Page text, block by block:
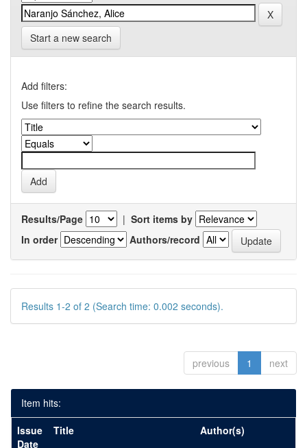
Start a new search
Add filters:
Use filters to refine the search results.
Results/Page | Sort items by
In order
Authors/record
Results 1-2 of 2 (Search time: 0.002 seconds).
previous 1 next
Item hits:
Issue
Date
Title Author(s)